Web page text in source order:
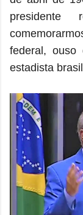
federal, ouso
estadista